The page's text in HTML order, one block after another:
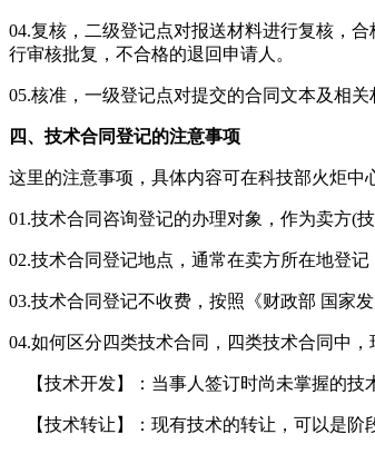
04.复核，二级登记点对报送材料进行复核，
行审核批复，不合格的退回申请人。
05.核准，一级登记点对提交的合同文本及相
四、技术合同登记的注意事项
这里的注意事项，具体内容可在科技部火炬中
01.技术合同咨询登记的办理对象，作为卖方(
02.技术合同登记地点，通常在卖方所在地登
03.技术合同登记不收费，按照《财政部 国家
04.如何区分四类技术合同，四类技术合同中
【技术开发】：当事人签订时尚未掌握的技
【技术转让】：现有技术的转让，可以是阶